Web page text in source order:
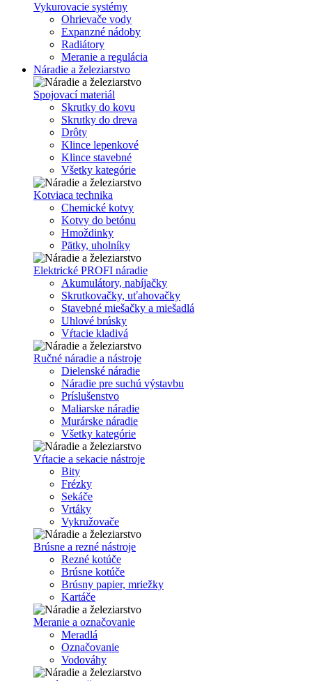
Vykurovacie systémy
Ohrievače vody
Expanzné nádoby
Radiátory
Meranie a regulácia
Náradie a železiarstvo
Spojovací materiál
Skrutky do kovu
Skrutky do dreva
Drôty
Klince lepenkové
Klince stavebné
Všetky kategórie
Kotviaca technika
Chemické kotvy
Kotvy do betónu
Hmoždinky
Pätky, uholníky
Elektrické PROFI náradie
Akumulátory, nabíjačky
Skrutkovačky, uťahovačky
Stavebné miešačky a miešadlá
Uhlové brúsky
Vŕtacie kladivá
Ručné náradie a nástroje
Dielenské náradie
Náradie pre suchú výstavbu
Príslušenstvo
Maliarske náradie
Murárske náradie
Všetky kategórie
Vŕtacie a sekacie nástroje
Bity
Frézky
Sekáče
Vrtáky
Vykružovače
Brúsne a rezné nástroje
Rezné kotúče
Brúsne kotúče
Brúsny papier, mriežky
Kartáče
Meranie a označovanie
Meradlá
Označovanie
Vodováhy